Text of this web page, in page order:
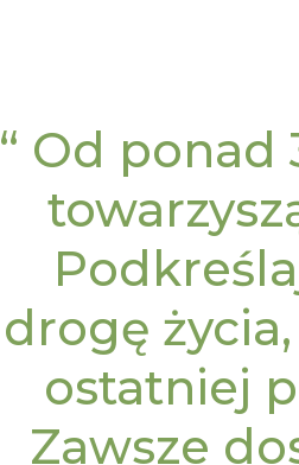
“ Od
drogę
ostatniej
Zawsze